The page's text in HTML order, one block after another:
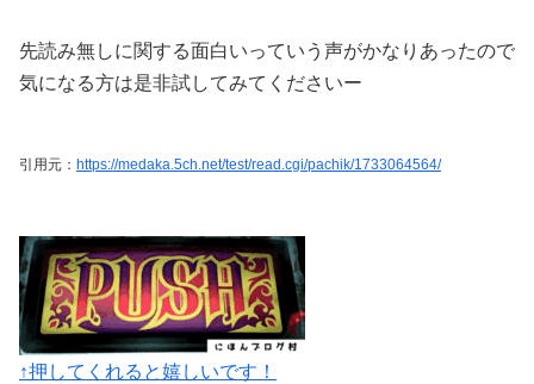
先読み無しに関する面白いっていう声がかなりあったので
気になる方は是非試してみてくださいー
引用元： https://medaka.5ch.net/test/read.cgi/pachik/1733064564/
↑押してくれると嬉しいです！